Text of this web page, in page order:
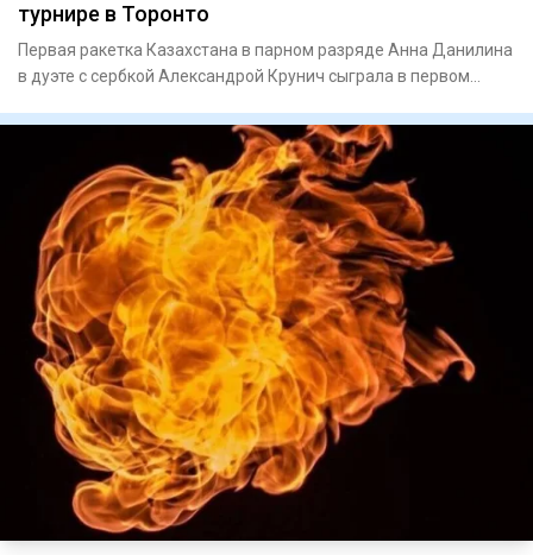
турнире в Торонто
Первая ракетка Казахстана в парном разряде Анна Данилина
в дуэте с сербкой Александрой Крунич сыграла в первом